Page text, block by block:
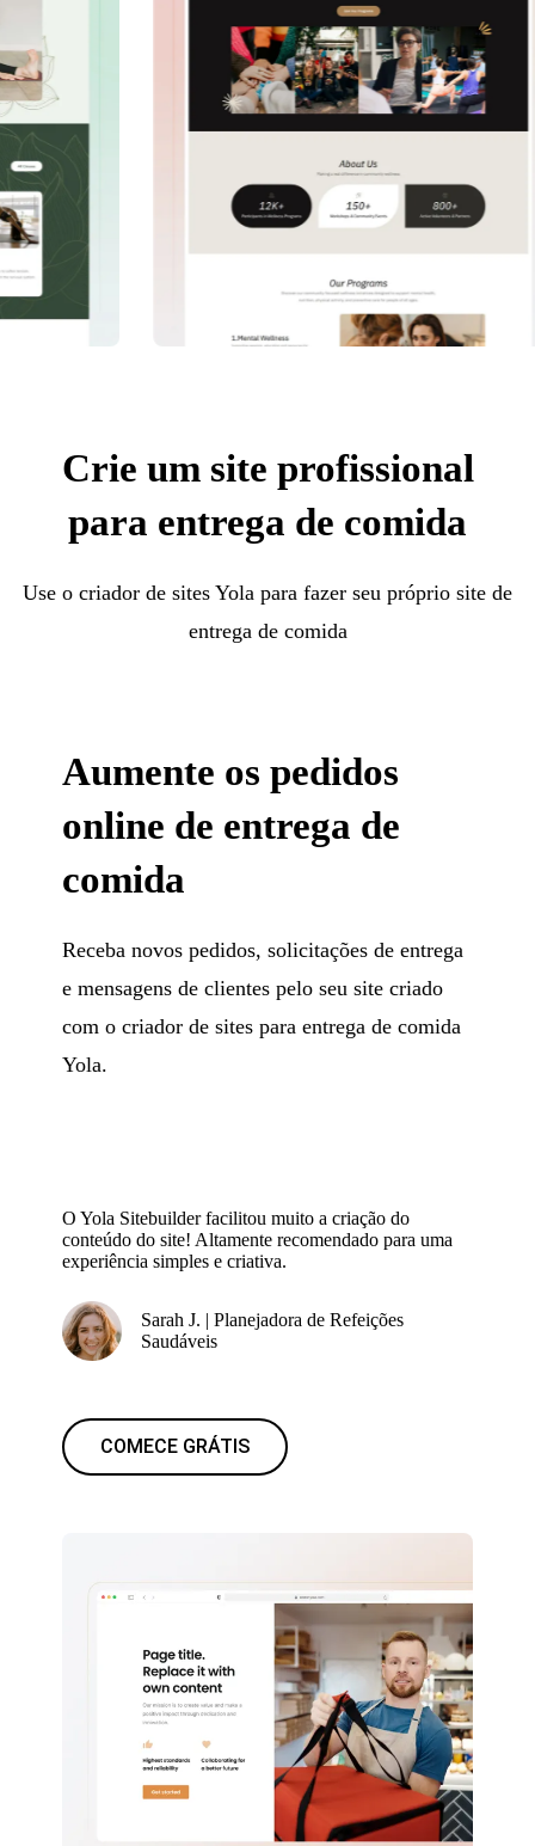
Crie um site profissional
para entrega de comida
Use o criador de sites Yola para fazer seu próprio site de
entrega de comida
Aumente os pedidos
online de entrega de
comida
Receba novos pedidos, solicitações de entrega
e mensagens de clientes pelo seu site criado
com o criador de sites para entrega de comida
Yola.
O Yola Sitebuilder facilitou muito a criação do
conteúdo do site! Altamente recomendado para uma
experiência simples e criativa.
Sarah J. | Planejadora de Refeições
Saudáveis
COMECE GRÁTIS